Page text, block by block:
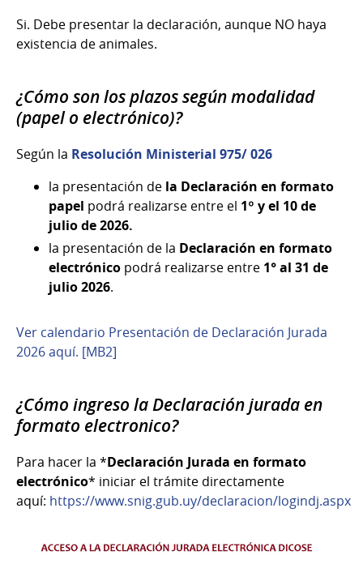
Si. Debe presentar la declaración, aunque NO haya
existencia de animales.
¿Cómo son los plazos según modalidad
(papel o electrónico)?
Según la Resolución Ministerial 975/026
la presentación de la Declaración en formato
papel podrá realizarse entre el 1º y el 10 de
julio de 2026.
la presentación de la Declaración en formato
electrónico podrá realizarse entre 1° al 31 de
julio 2026.
Ver calendario Presentación de Declaración Jurada
2026 aquí. [MB2]
¿Cómo ingreso la Declaración jurada en
formato electronico?
Para hacer la *Declaración Jurada en formato
electrónico* iniciar el trámite directamente
aquí: https://www.snig.gub.uy/declaracion/logindj.aspx